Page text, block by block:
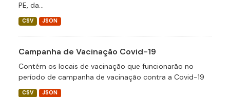
PE, da...
CSV JSON
Campanha de Vacinação Covid-19
Contém os locais de vacinação que funcionarão no
período de campanha de vacinação contra a Covid-19
CSV JSON